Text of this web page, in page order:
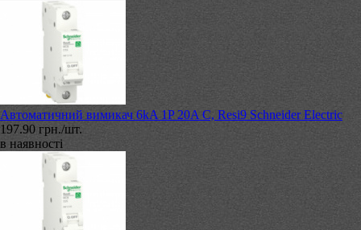
Автоматичний вимикач 6kA 1P 20A C, Resi9 Schneider Electric
197.90 грн./шт.
в наявності